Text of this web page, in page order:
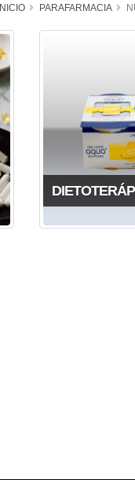
INICIO PARAFARMACIA